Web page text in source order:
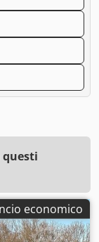
questi
economico